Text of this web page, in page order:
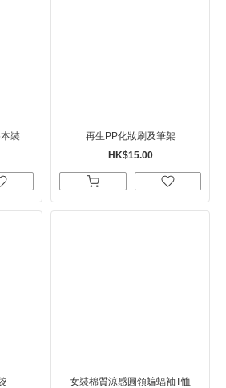
裝
再生PP化妝刷及筆架
HK$15.00
女裝棉質涼感圓領蝙蝠袖T恤